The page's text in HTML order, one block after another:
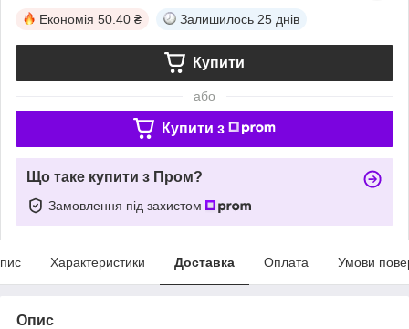
Економія 50.40 ₴ Залишилось 25 днів
Купити
або
Купити з
Що таке купити з Пром?
Замовлення під захистом
Характеристики Доставка Оплата Умови
Опис